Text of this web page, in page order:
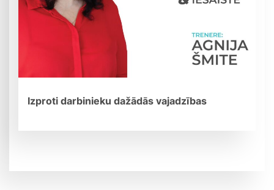
Izproti darbinieku dažādās vajadzības